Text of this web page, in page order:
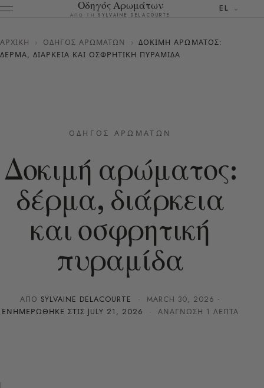
Οδηγός Αρωμάτων
ΑΠΌ ΤΗ SYLVAINE DELACOURTE
EL
ΑΡΧΙΚΉ › ΟΔΗΓΌΣ ΑΡΩΜΆΤΩΝ › ΔΟΚΙΜΉ ΑΡΏΜΑΤΟΣ:
ΔΈΡΜΑ, ΔΙΆΡΚΕΙΑ ΚΑΙ ΟΣΦΡΗΤΙΚΉ ΠΥΡΑΜΊΔΑ
ΟΔΗΓΌΣ ΑΡΩΜΆΤΩΝ
Δοκιμή αρώματος:
δέρμα, διάρκεια
και οσφρητική
πυραμίδα
ΑΠΌ SYLVAINE DELACOURTE · MARCH 30, 2026 ·
ΕΝΗΜΕΡΏΘΗΚΕ ΣΤΙΣ JULY 21, 2026 · ΑΝΆΓΝΩΣΗ 1 ΛΕΠΤΆ